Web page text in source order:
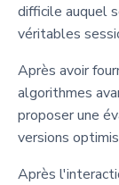
difficile auquel
véritables
Après avoir
algorithmes
proposer une
versions
Après